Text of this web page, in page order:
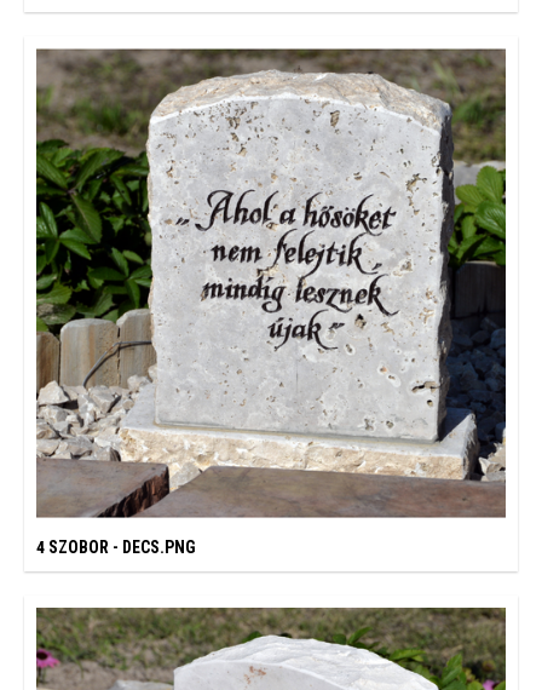
4 SZOBOR - DECS.PNG